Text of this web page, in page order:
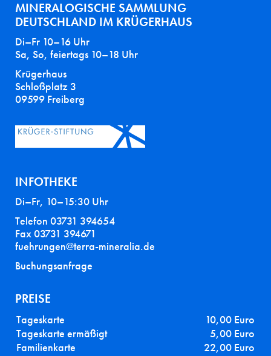
MINERALOGISCHE SAMMLUNG
DEUTSCHLAND IM KRÜGERHAUS
Di–Fr 10–16 Uhr
Sa, So, feiertags 10–18 Uhr
Krügerhaus
Schloßplatz 3
09599 Freiberg
INFOTHEKE
Di–Fr, 10–15:30 Uhr
Telefon 03731 394654
Fax 03731 394671
fuehrungen@terra-mineralia.de
Buchungsanfrage
PREISE
Tageskarte
10,00 Euro
Tageskarte ermäßigt
5,00 Euro
Familienkarte
22,00 Euro